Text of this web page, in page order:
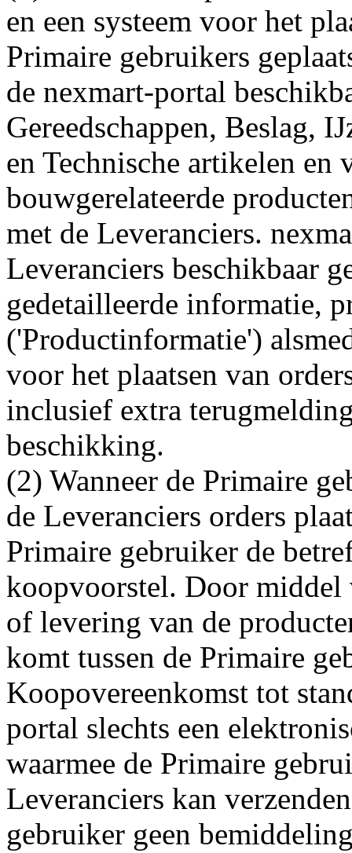
en een systeem voor het
Primaire gebruikers
de nexmart-portal
Gereedschappen, Beslag,
en Technische artikelen en
bouwgerelateerde
met de Leveranciers.
Leveranciers beschikbaar
gedetailleerde informatie,
('Productinformatie')
voor het plaatsen van
inclusief extra
beschikking.
(2) Wanneer de Primaire
de Leveranciers orders
Primaire gebruiker de
koopvoorstel. Door middel
of levering van de
komt tussen de Primaire
Koopovereenkomst tot
portal slechts een
waarmee de Primaire
Leveranciers kan
gebruiker geen